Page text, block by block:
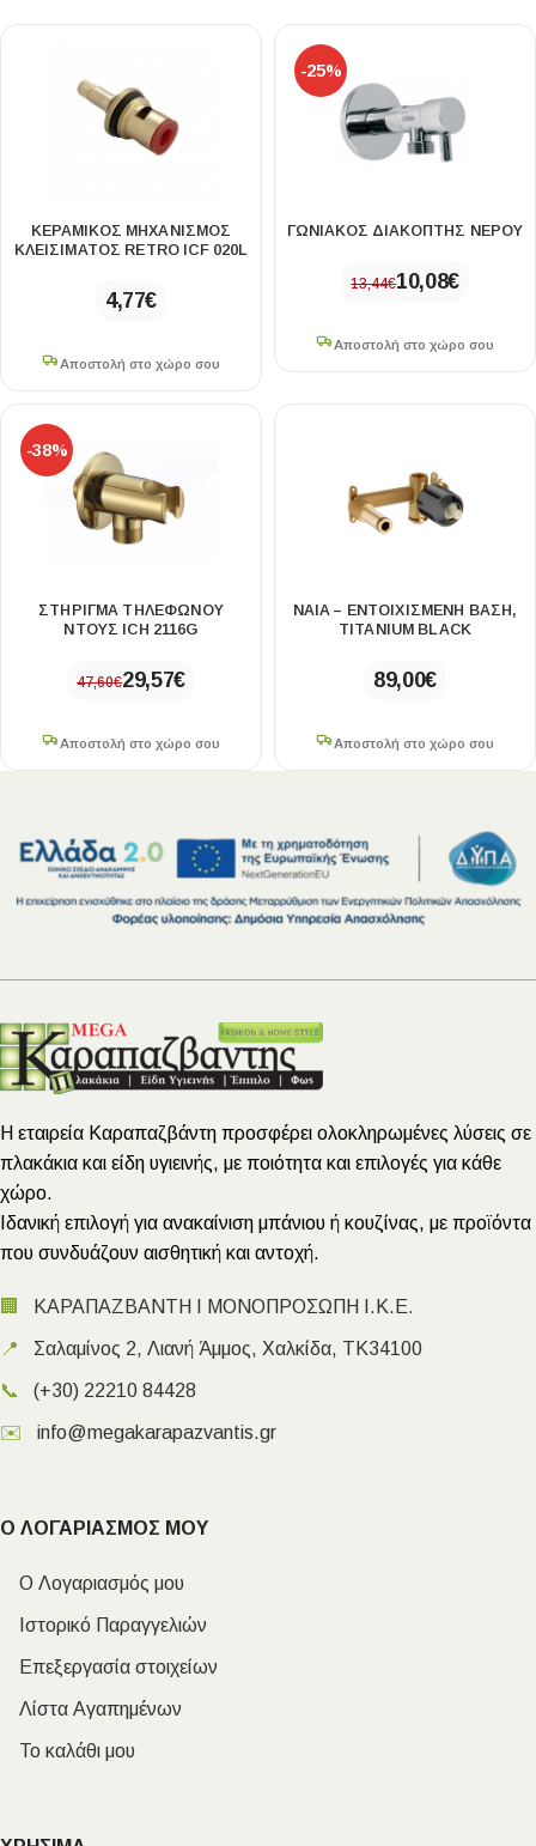
ΚΕΡΑΜΙΚΌΣ ΜΗΧΑΝΙΣΜΌΣ
ΚΛΕΙΣΊΜΑΤΟΣ RETRO ICF 020L
4,77€
Αποστολή στο χώρο σου
-25%
ΓΩΝΙΑΚΌΣ ΔΙΑΚΌΠΤΗΣ ΝΕΡΟΎ
13,44€10,08€
Αποστολή στο χώρο σου
-38%
ΣΤΉΡΙΓΜΑ ΤΗΛΕΦΏΝΟΥ
ΝΤΟΥΣ ICH 2116G
47,60€29,57€
Αποστολή στο χώρο σου
NAIA – ΕΝΤΟΙΧΙΣΜΈΝΗ ΒΆΣΗ,
TITANIUM BLACK
89,00€
Αποστολή στο χώρο σου
Η εταιρεία Καραπαζβάντη προσφέρει ολοκληρωμένες λύσεις σε
πλακάκια και είδη υγιεινής, με ποιότητα και επιλογές για κάθε
χώρο.
Ιδανική επιλογή για ανακαίνιση μπάνιου ή κουζίνας, με προϊόντα
που συνδυάζουν αισθητική και αντοχή.
🏢 ΚΑΡΑΠΑΖΒΑΝΤΗ Ι ΜΟΝΟΠΡΟΣΩΠΗ Ι.Κ.Ε.
📍 Σαλαμίνος 2, Λιανή Άμμος, Χαλκίδα, ΤΚ34100
📞 (+30) 22210 84428
✉️ info@megakarapazvantis.gr
Ο ΛΟΓΑΡΙΑΣΜΟΣ ΜΟΥ
Ο Λογαριασμός μου
Ιστορικό Παραγγελιών
Επεξεργασία στοιχείων
Λίστα Αγαπημένων
Το καλάθι μου